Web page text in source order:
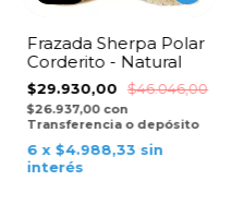
Frazada Sherpa Polar
Corderito - Natural
$29.930,00 $46.046,00
$26.937,00 con
Transferencia o depósito
6 x $4.988,33 sin
interés